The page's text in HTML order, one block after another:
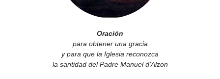
Oración
para obtener una gracia
y para que la Iglesia reconozca
la santidad del Padre Manuel d’Alzon